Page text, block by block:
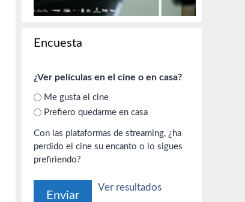
Encuesta
¿Ver películas en el cine o en casa?
Me gusta el cine
Prefiero quedarme en casa
Con las plataformas de streaming, ¿ha
perdido el cine su encanto o lo sigues
prefiriendo?
Ver resultados